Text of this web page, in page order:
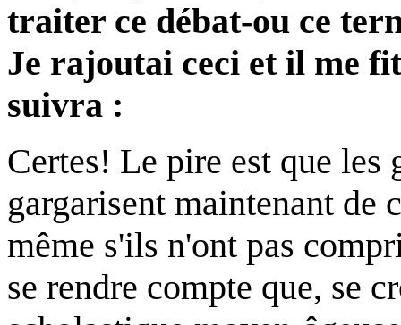
traiter ce débat-ou ce
Je rajoutai ceci et il me
suivra :
Certes! Le pire est que les
gargarisent maintenant de
même s'ils n'ont pas
se rendre compte que, se